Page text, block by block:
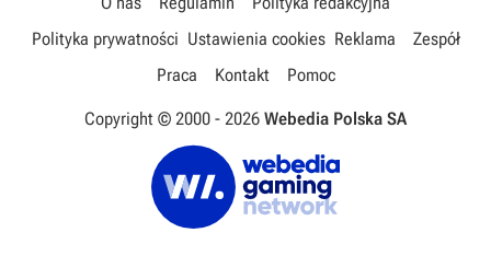
Polityka prywatności Ustawienia cookies Reklama
Zespół
Praca
Kontakt Pomoc
Copyright © 2000 - 2026 Webedia Polska SA